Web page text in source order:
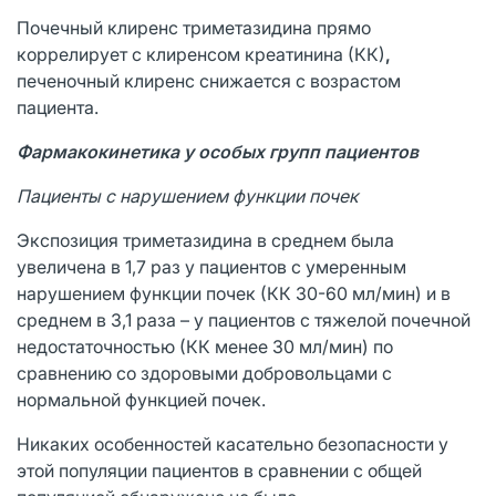
Почечный клиренс триметазидина прямо
коррелирует с клиренсом креатинина (КК),
печеночный клиренс снижается с возрастом
пациента.
Фармакокинетика у особых групп пациентов
Пациенты с нарушением функции почек
Экспозиция триметазидина в среднем была
увеличена в 1,7 раз у пациентов с умеренным
нарушением функции почек (КК 30-60 мл/мин) и в
среднем в 3,1 раза – у пациентов с тяжелой почечной
недостаточностью (КК менее 30 мл/мин) по
сравнению со здоровыми добровольцами с
нормальной функцией почек.
Никаких особенностей касательно безопасности у
этой популяции пациентов в сравнении с общей